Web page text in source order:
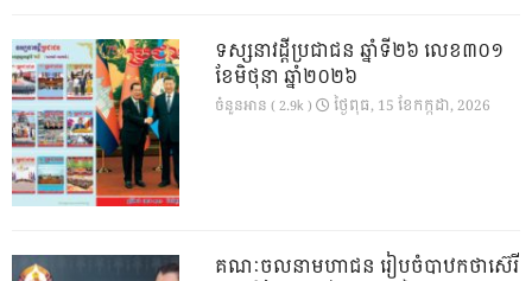
ទស្សនាវដ្ដីប្រជាជន ឆ្នាំទី២៦ លេខ៣០១
ខែមិថុនា ឆ្នាំ២០២៦
ចំនួនអាន ( 2.9k ) ថ្ងៃ​ពុធ, 15 ខែ​កក្កដា, 2026
គណៈចលនាមហាជន រៀបចំបាឋកថាស៊េរី